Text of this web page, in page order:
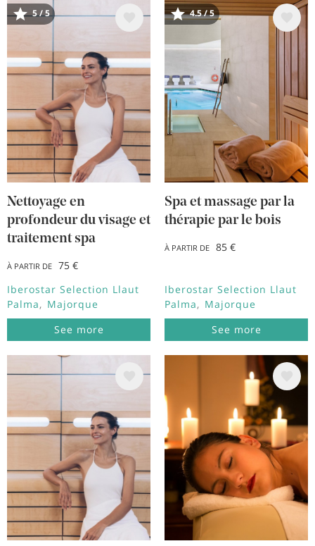
Image
5 / 5
Nettoyage en
profondeur du visage et
traitement spa
À PARTIR DE
75 €
Iberostar Selection Llaut
Palma
Majorque
See more
Image
4.5 / 5
Spa et massage par la
thérapie par le bois
À PARTIR DE 85 €
Iberostar Selection Llaut
Palma
Majorque
See more
Image